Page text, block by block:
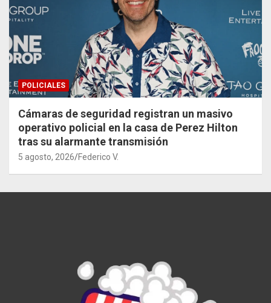
POLICIALES
Cámaras de seguridad registran un masivo
operativo policial en la casa de Perez Hilton
tras su alarmante transmisión
5 agosto, 2026 Federico V.